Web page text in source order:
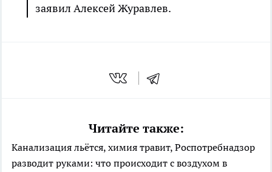
заявил Алексей Журавлев.
Читайте также:
Канализация льётся, химия травит, Роспотребнадзор
разводит руками: что происходит с воздухом в